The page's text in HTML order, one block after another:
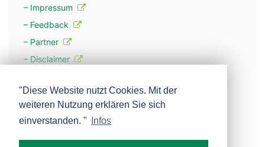
– Impressum
– Feedback
– Partner
– Disclaimer
– Werbung
– Mehr über unsere Experten
"Diese Website nutzt Cookies. Mit der
weiteren Nutzung erklären Sie sich
einverstanden. "
Infos